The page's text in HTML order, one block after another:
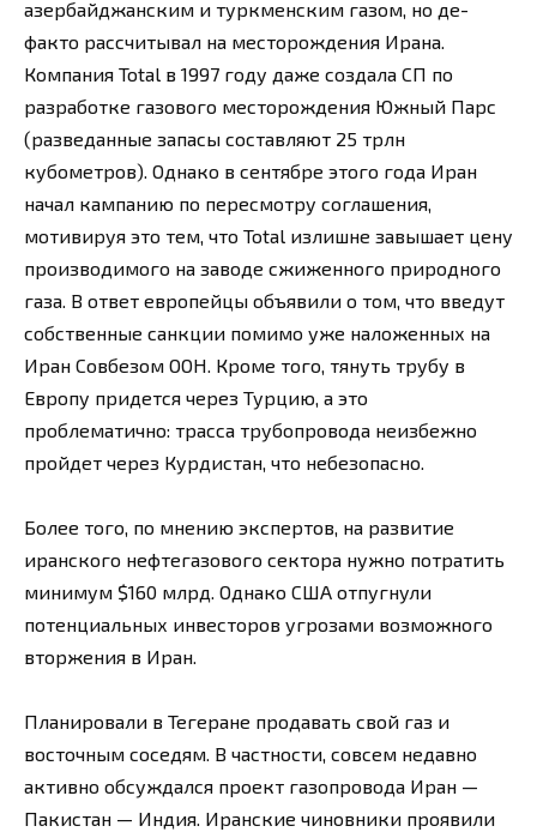
азербайджанским и туркменским газом, но де-
факто рассчитывал на месторождения Ирана.
Компания Total в 1997 году даже создала СП по
разработке газового месторождения Южный Парс
(разведанные запасы составляют 25 трлн
кубометров). Однако в сентябре этого года Иран
начал кампанию по пересмотру соглашения,
мотивируя это тем, что Total излишне завышает цену
производимого на заводе сжиженного природного
газа. В ответ европейцы объявили о том, что введут
собственные санкции помимо уже наложенных на
Иран Совбезом ООН. Кроме того, тянуть трубу в
Европу придется через Турцию, а это
проблематично: трасса трубопровода неизбежно
пройдет через Курдистан, что небезопасно.
Более того, по мнению экспертов, на развитие
иранского нефтегазового сектора нужно потратить
минимум $160 млрд. Однако США отпугнули
потенциальных инвесторов угрозами возможного
вторжения в Иран.
Планировали в Тегеране продавать свой газ и
восточным соседям. В частности, совсем недавно
активно обсуждался проект газопровода Иран —
Пакистан — Индия. Иранские чиновники проявили